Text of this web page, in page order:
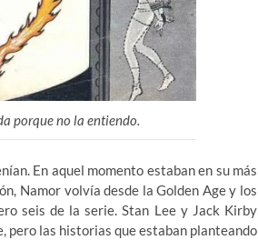
porque no la entiendo.
En aquel momento estaban en su más
Namorvolvía desde la Golden Age y los
seis de la serie. Stan Lee y Jack Kirby
pero las historias que estaban planteando